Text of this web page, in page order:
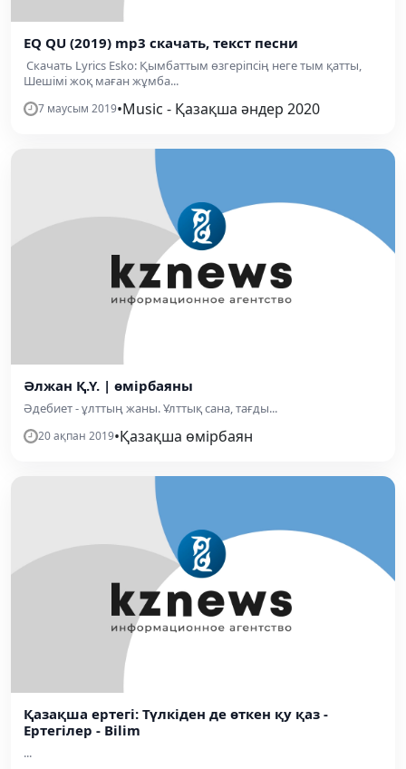
EQ QU (2019) mp3 скачать, текст песни
Скачать Lyrics Esko: Қымбаттым өзгеріпсің неге тым қатты,
Шешімі жоқ маған жұмба...
7 маусым 2019•Music - Қазақша әндер 2020
Әлжан Қ.Ү. | өмірбаяны
Әдебиет - ұлттың жаны. Ұлттық сана, тағды...
20 ақпан 2019•Қазақша өмірбаян
Қазақша ертегі: Түлкіден де өткен қу қаз -
Ертегілер - Bilim
...